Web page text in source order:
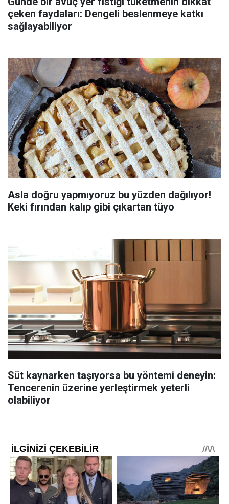
çeken faydaları: Dengeli beslenmeye katkı
sağlayabiliyor
Asla doğru yapmıyoruz bu yüzden dağılıyor!
Keki fırından kalıp gibi çıkartan tüyo
Süt kaynarken taşıyorsa bu yöntemi deneyin:
Tencerenin üzerine yerleştirmek yeterli
olabiliyor